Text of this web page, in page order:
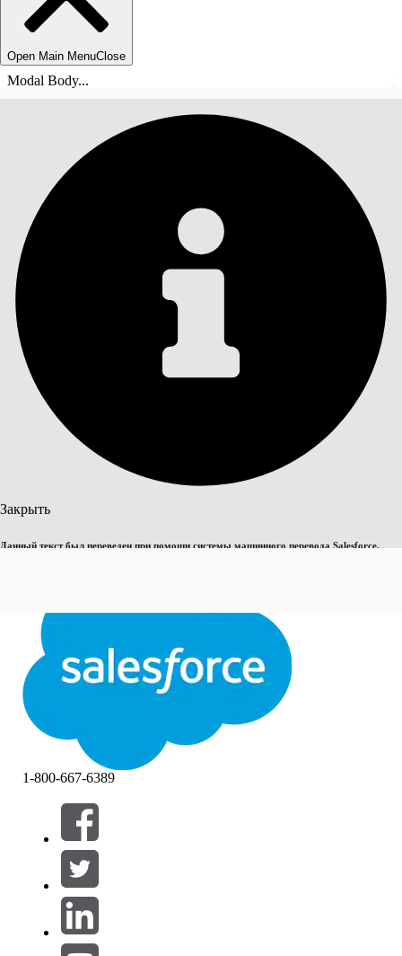
Open Main MenuClose
Modal Body...
Закрыть
Данный текст был переведен при помощи системы машинного перевода Salesforce.
Закрыть
СОДЕРЖАНИЕ
Фильтры (0)
ВЫБРАТЬ ФИЛЬТРЫ
Область продуктов
1-800-667-6389